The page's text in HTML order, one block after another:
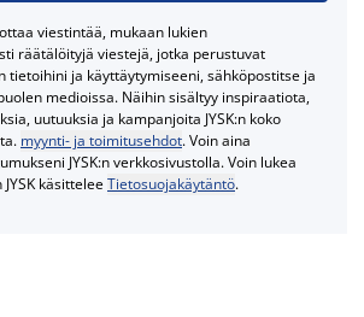
viestintää, mukaan lukien
räätälöityjä viestejä, jotka perustuvat
tietoihini ja käyttäytymiseeni, sähköpostitse ja
medioissa. Näihin sisältyy inspiraatiota,
uutuuksia ja kampanjoita JYSK:n koko
myynti- ja toimitusehdot. Voin aina
JYSK:n verkkosivustolla. Voin lukea
käsitteleeTietosuojakäytäntö.